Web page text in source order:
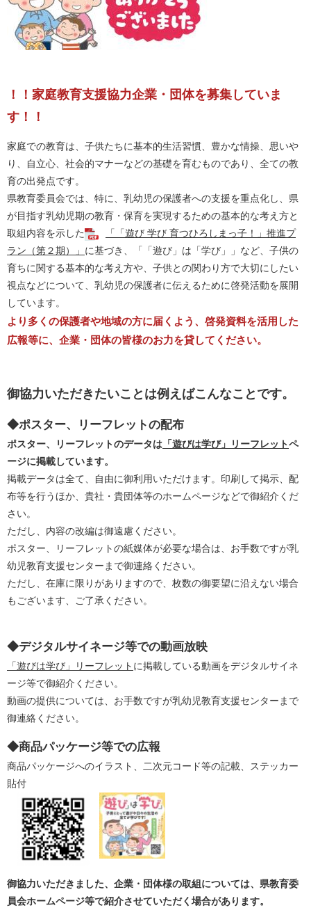
！！家庭教育支援協力企業・団体を募集していま
す！！
家庭での教育は、子供たちに基本的生活習慣、豊かな情操、思いや
り、自立心、社会的マナーなどの基礎を育むものであり、全ての教
育の出発点です。
県教育委員会では、特に、乳幼児の保護者への支援を重点化し、県
が目指す乳幼児期の教育・保育を実現するための基本的な考え方と
取組内容を示した
「「遊び 学び 育つひろしまっ子！」推進プ
ラン（第２期）」 に基づき、「「遊び」は「学び」」など、子供の
育ちに関する基本的な考え方や、子供との関わり方で大切にしたい
視点などについて、乳幼児の保護者に伝えるために啓発活動を展開
しています。
より多くの保護者や地域の方に届くよう、啓発資料を活用した
広報等に、企業・団体の皆様のお力を貸してください。
御協力いただきたいことは例えばこんなことです。
◆ポスター、リーフレットの配布
ポスター、リーフレットのデータは 「遊びは学び」リーフレットペ
ージに掲載しています。
掲載データは全て、自由に御利用いただけます。印刷して掲示、配
布等を行うほか、貴社・貴団体等のホームページなどで御紹介くだ
さい。
ただし、内容の改編は御遠慮ください。
ポスター、リーフレットの紙媒体が必要な場合は、お手数ですが乳
幼児教育支援センターまで御連絡ください。
ただし、在庫に限りがありますので、枚数の御要望に沿えない場合
もございます、ご了承ください。
◆デジタルサイネージ等での動画放映​
「遊びは学び」リーフレット に掲載している動画をデジタルサイネ
ージ等で御紹介ください。
動画の提供については、お手数ですが乳幼児教育支援センターまで
御連絡ください。
◆商品パッケージ等での広報
商品パッケージへのイラスト、二次元コード等の記載、ステッカー
貼付
御協力いただきました、企業・団体様の取組については、県教育委
員会ホームページ等で紹介させていただく場合があります。